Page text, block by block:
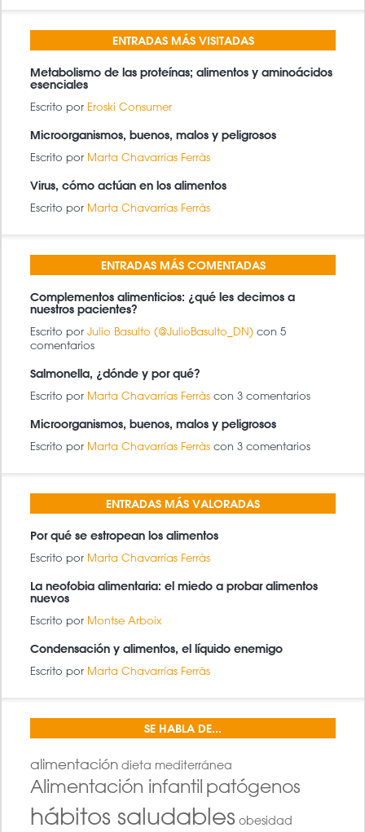
ENTRADAS MÁS VISITADAS
Metabolismo de las proteínas; alimentos y aminoácidos
esenciales
Escrito por Eroski Consumer
Microorganismos, buenos, malos y peligrosos
Escrito por Marta Chavarrías Ferràs
Virus, cómo actúan en los alimentos
Escrito por Marta Chavarrías Ferràs
ENTRADAS MÁS COMENTADAS
Complementos alimenticios: ¿qué les decimos a
nuestros pacientes?
Escrito por Julio Basulto (@JulioBasulto_DN) con 5
comentarios
Salmonella, ¿dónde y por qué?
Escrito por Marta Chavarrías Ferràs con 3 comentarios
Microorganismos, buenos, malos y peligrosos
Escrito por Marta Chavarrías Ferràs con 3 comentarios
ENTRADAS MÁS VALORADAS
Por qué se estropean los alimentos
Escrito por Marta Chavarrías Ferràs
La neofobia alimentaria: el miedo a probar alimentos
nuevos
Escrito por Montse Arboix
Condensación y alimentos, el líquido enemigo
Escrito por Marta Chavarrías Ferràs
SE HABLA DE...
alimentación dieta mediterránea
Alimentación infantil patógenos
hábitos saludables obesidad